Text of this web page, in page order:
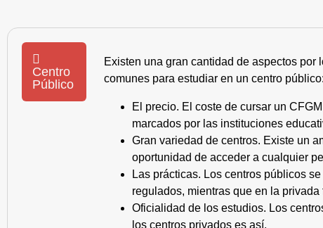
Centro
Público
Existen una gran cantidad de aspectos por
comunes para estudiar en un centro público:
El precio. El coste de cursar un
marcados por las instituciones
Gran variedad de centros. Existe un
oportunidad de acceder a cualquier
Las prácticas. Los centros públicos
regulados, mientras que en la
Oficialidad de los estudios. Los
los centros privados es así.